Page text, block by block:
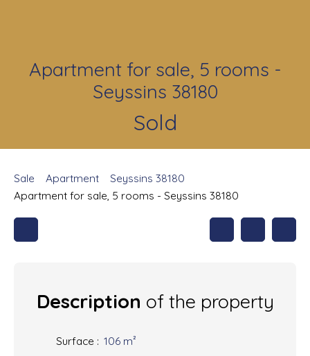
Apartment for sale, 5 rooms -
Seyssins 38180
Sold
Sale Apartment
Seyssins 38180
Apartment for sale, 5 rooms - Seyssins 38180
Description of the property
Surface : 106 m²